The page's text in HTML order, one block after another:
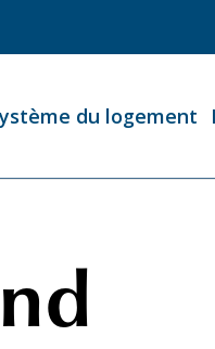
du logement